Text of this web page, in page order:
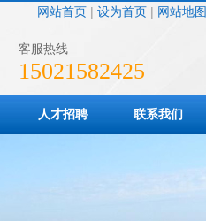
网站首页| 设为首页| 网站地图
客服热线
15021582425
人才招聘 联系我们